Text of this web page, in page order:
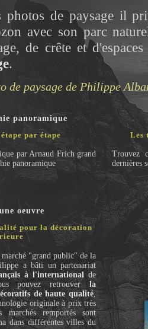
photos de paysage il
avec son parc
de crête et
.
de paysage de Philippe
panoramique
par étape
par Arnaud Frich grand
panoramique
oeuvre
pour la décoration
"grand public" de la
a bâti un partenariat
à l'internationalde
pouvez retrouver la
de haute qualité,
originale à prix très
marchés remportés sont
dans différentes villes du
Les
Trouvez
dernières